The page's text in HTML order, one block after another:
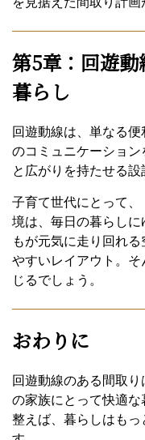
第5章：回遊
暮らし
回遊動線は、単なる
のコミュニケーショ
と広がりを持たせる設
子育て世代にとって
境は、毎日の暮らし
もが元気に走り回れ
やすいレイアウト。
じるでしょう。
おわりに
回遊動線のある間取
の家族にとって快適
整えば、暮らしはもっ